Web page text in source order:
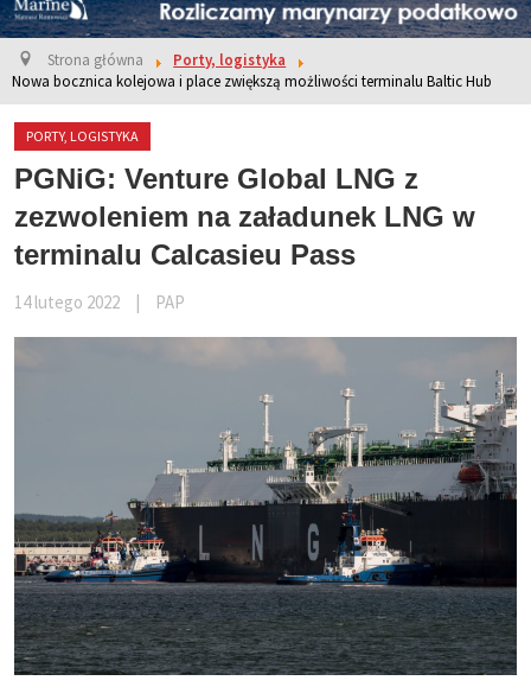
Strona główna
Porty, logistyka
Nowa bocznica kolejowa i place zwiększą możliwości terminalu Baltic Hub
PORTY, LOGISTYKA
PGNiG: Venture Global LNG z
zezwoleniem na załadunek LNG w
terminalu Calcasieu Pass
14 lutego 2022 PAP